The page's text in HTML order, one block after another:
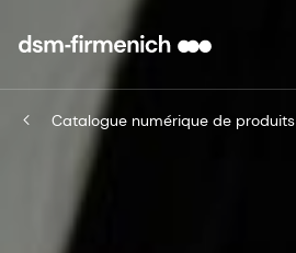
Catalogue numérique de produits